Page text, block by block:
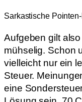
Sarkastische
Aufgeben gilt
mühselig. Schon
vielleicht nur ein
Steuer.
eine